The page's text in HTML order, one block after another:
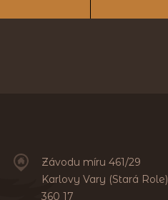
Závodu míru 461/29
Karlovy Vary (Stará Role)
360 17